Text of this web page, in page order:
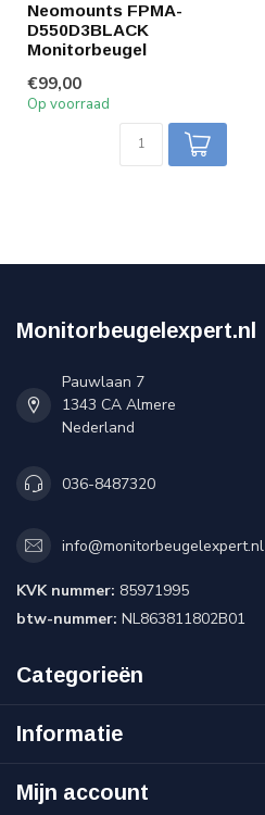
Neomounts FPMA-
D550D3BLACK
Monitorbeugel
€99,00
Op voorraad
Monitorbeugelexpert.nl
Pauwlaan 7
1343 CA Almere
Nederland
036-8487320
info@monitorbeugelexpert.nl
KVK nummer: 85971995
btw-nummer: NL863811802B01
Categorieën
Informatie
Mijn account